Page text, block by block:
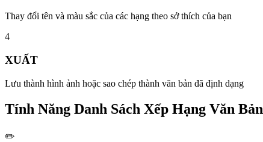
Thay đổi tên và màu sắc của các hạng theo sở thích của bạn
4
XUẤT
Lưu thành hình ảnh hoặc sao chép thành văn bản đã định dạng
Tính Năng Danh Sách Xếp Hạng Văn Bản
✏️